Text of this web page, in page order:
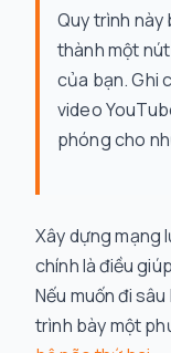
Quy trình này
thành một
của bạn. Ghi
video
phóng cho
Xây dựng mạng
chính là điều
Nếu muốn đi
trình bày một